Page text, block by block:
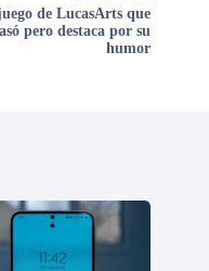
de LucasArts que
pero destaca por su
humor